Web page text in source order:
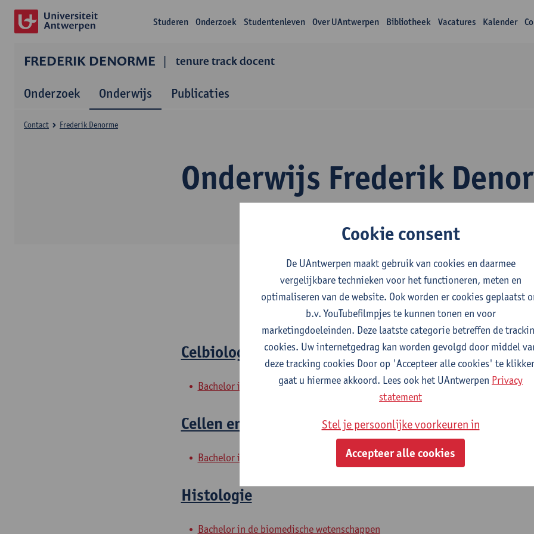
Studeren Onderzoek Studentenleven Over UAntwerpen Bibliotheek Vacatures Kalender
FREDERIK DENORME tenure track docent
Onderzoek Onderwijs Publicaties
Onderwijs Frederik
Contact Frederik Denorme
2026-2027 2025-2026
Celbiologie en histologie
Bachelor in de farmaceutische wetenschappen
Cellen en weefsels
Bachelor in de biochemie en biotechnologie
Histologie
Bachelor in de biomedische wetenschappen
Cookie consent
De UAntwerpen maakt gebruik van cookies en daarmee
vergelijkbare technieken voor het functioneren, meten en
optimaliseren van de website. Ook worden er cookies geplaatst
b.v. YouTubefilmpjes te kunnen tonen en voor
marketingdoeleinden. Deze laatste categorie betreffen de
cookies. Uw internetgedrag kan worden gevolgd door middel
deze tracking cookies Door op 'Accepteer alle cookies' te
gaat u hiermee akkoord. Lees ook het UAntwerpen Privacy
statement
Stel je persoonlijke voorkeuren in
Accepteer alle cookies